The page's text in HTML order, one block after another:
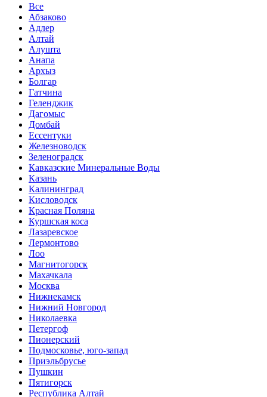
Все
Абзаково
Адлер
Алтай
Алушта
Анапа
Архыз
Болгар
Гатчина
Геленджик
Дагомыс
Домбай
Ессентуки
Железноводск
Зеленоградск
Кавказские Минеральные Воды
Казань
Калининград
Кисловодск
Красная Поляна
Куршская коса
Лазаревское
Лермонтово
Лоо
Магнитогорск
Махачкала
Москва
Нижнекамск
Нижний Новгород
Николаевка
Петергоф
Пионерский
Подмосковье, юго-запад
Приэльбрусье
Пушкин
Пятигорск
Республика Алтай